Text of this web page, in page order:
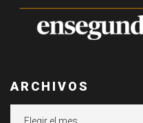
ARCHIVOS